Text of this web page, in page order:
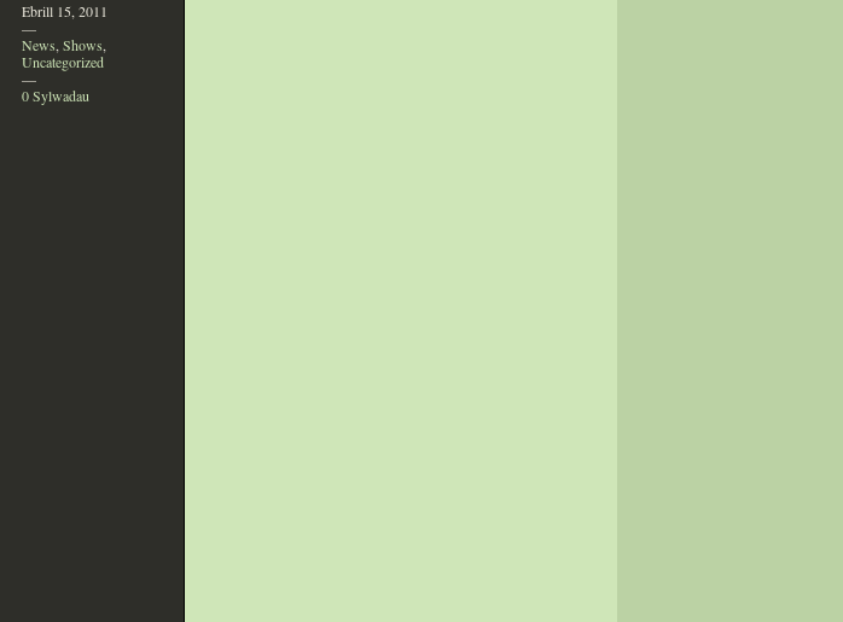
Ebrill 15, 2011
—
News Shows
Uncategorized
—
0 Sylwadau